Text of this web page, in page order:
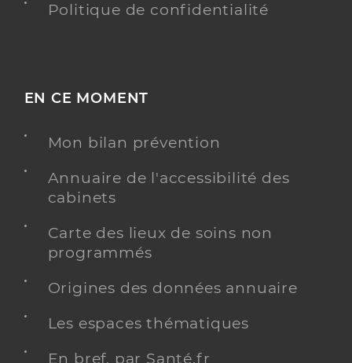
Politique de confidentialité
EN CE MOMENT
Mon bilan prévention
Annuaire de l'accessibilité des
cabinets
Carte des lieux de soins non
programmés
Origines des données annuaire
Les espaces thématiques
En bref, par Santé.fr